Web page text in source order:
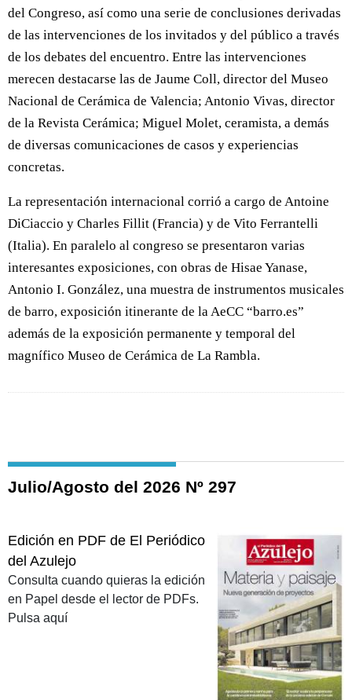
del Congreso, así como una serie de conclusiones derivadas
de las intervenciones de los invitados y del público a través
de los debates del encuentro. Entre las intervenciones
merecen destacarse las de Jaume Coll, director del Museo
Nacional de Cerámica de Valencia; Antonio Vivas, director
de la Revista Cerámica; Miguel Molet, ceramista, a demás
de diversas comunicaciones de casos y experiencias
concretas.
La representación internacional corrió a cargo de Antoine
DiCiaccio y Charles Fillit (Francia) y de Vito Ferrantelli
(Italia). En paralelo al congreso se presentaron varias
interesantes exposiciones, con obras de Hisae Yanase,
Antonio I. González, una muestra de instrumentos musicales
de barro, exposición itinerante de la AeCC “barro.es”
además de la exposición permanente y temporal del
magnífico Museo de Cerámica de La Rambla.
Julio/Agosto del 2026 Nº 297
Edición en PDF de El Periódico
del Azulejo
Consulta cuando quieras la edición
en Papel desde el lector de PDFs.
Pulsa aquí